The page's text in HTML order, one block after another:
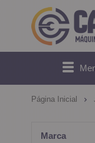
Página Inicial
Marca